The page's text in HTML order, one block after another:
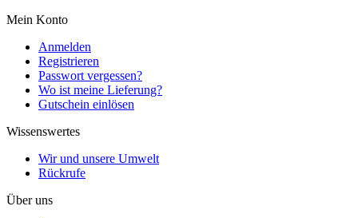
Mein Konto
Anmelden
Registrieren
Passwort vergessen?
Wo ist meine Lieferung?
Gutschein einlösen
Wissenswertes
Wir und unsere Umwelt
Rückrufe
Über uns